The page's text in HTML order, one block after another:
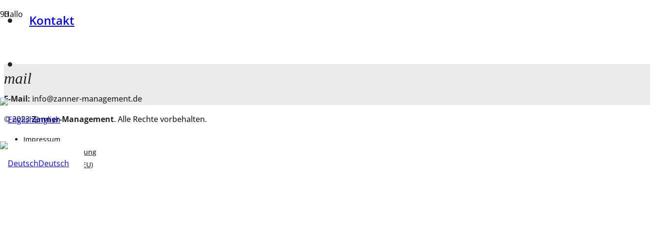
Kontakt
English
Deutsch
Hallo
mail
E-Mail: info@zanner-management.de
© 2023Zanner-Management. Alle Rechte vorbehalten.
Impressum
Datenschutzerklärung
Cookie-Richtlinie (EU)